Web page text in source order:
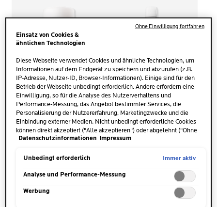
24 STUNDEN
PHYSIOLOGISCHER
DEO-ROLL-ON
2.8 (65)
Sternen.
Bewertungen
Empfindliche Haut 24-
Stunden-Deoroller Anti-
Feuchtigkeit Anti-Geruch
ONLINE KAUFEN
48H DEOEMPFINDLICHE
HAUT
Sternen.
Empfindliche Haut 24H Deo-
Creme Anti-Feuchtigkeit Anti-
Geruch
ONLINE KAUFEN
Einsatz von Cookies &
ähnlichen Technologien
Diese Webseite verwendet Cookies und ähnliche Technologien, um
Informationen auf dem Endgerät zu speichern und abzurufen (z.B.
IP-Adresse, Nutzer-ID, Browser-Informationen). Einige sind für den
Betrieb der Webseite unbedingt erforderlich. Andere erfordern eine
Einwilligung, so für die Analyse des Nutzerverhaltens und
Performance-Messung, das Angebot bestimmter Services, die
Personalisierung der Nutzererfahrung, Marketingzwecke und die
Einbindung externer Medien. Nicht unbedingt erforderliche Cookies
können direkt akzeptiert ("Alle akzeptieren") oder abgelehnt ("Ohne
Einwilligung fortfahren") werden. Individuelle Anpassungen der
speichern"). Die Auswahl kann jederzeit unter dem Link "Cookie-
unsere Datenschutzinformationen.
Datenschutzinformationen Impressum
Unbedingt erforderlich Immer aktiv
Analyse und Performance-Messung
Werbung
Ohne Einwilligung fortfahren